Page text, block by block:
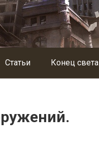
Статьи Конец света